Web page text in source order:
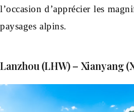
l’occasion d’apprécier les
paysages alpins.
Lanzhou (LHW) – Xianyang